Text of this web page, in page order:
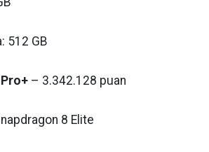
512 GB
Pro+ – 3.342.128 puan
8 Elite